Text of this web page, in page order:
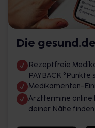
Die
Rezeptfreie
PAYBACK °Punkte
Medikamenten-
Arzttermine online
deiner Nähe finden